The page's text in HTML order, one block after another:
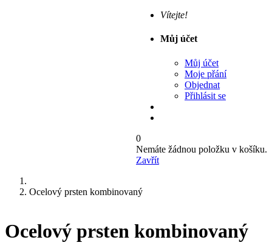
Vítejte!
Můj účet
Můj účet
Moje přání
Objednat
Přihlásit se
0
Nemáte žádnou položku v košíku.
Zavřít
Ocelový prsten kombinovaný
Ocelový prsten kombinovaný